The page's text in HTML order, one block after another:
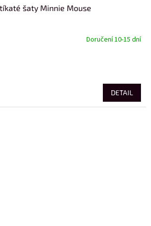
šaty Minnie Mouse
Doručení 10-15 dní
DETAIL